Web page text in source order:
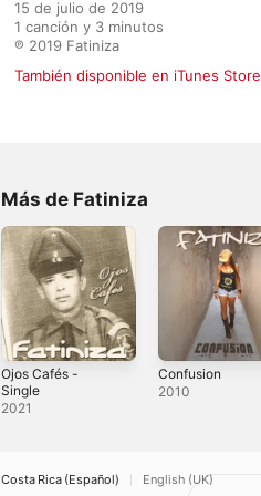
15 de julio de 2019
1 canción y 3 minutos
℗ 2019 Fatiniza
También disponible en iTunes Store
Más de Fatiniza
Ojos Cafés -
Single
2021
Confusion
2010
Costa Rica (Español) English (UK)